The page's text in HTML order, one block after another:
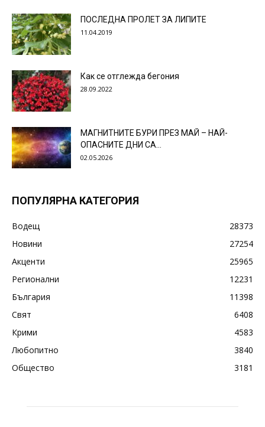
ПОСЛЕДНА ПРОЛЕТ ЗА ЛИПИТЕ
11.04.2019
Как се отглежда бегония
28.09.2022
МАГНИТНИТЕ БУРИ ПРЕЗ МАЙ – НАЙ-
ОПАСНИТЕ ДНИ СА…
02.05.2026
ПОПУЛЯРНА КАТЕГОРИЯ
Водещ
28373
Новини
27254
Акценти
25965
Регионални
12231
България
11398
Свят
6408
Крими
4583
Любопитно
3840
Общество
3181